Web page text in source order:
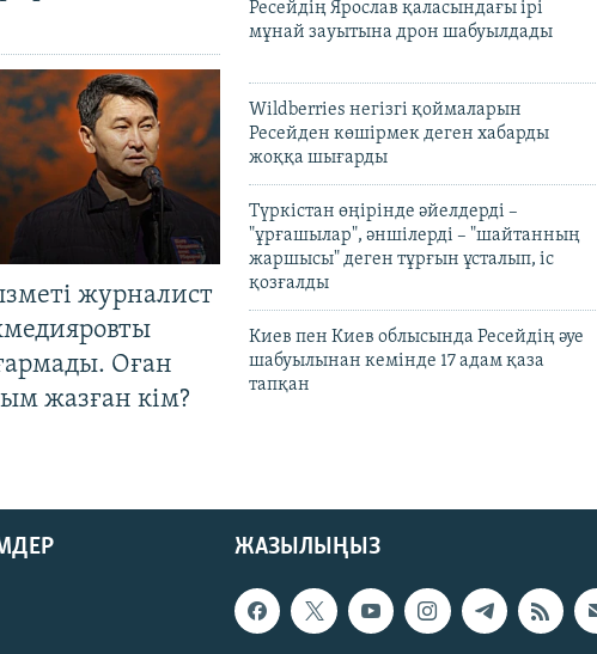
журналист
Оған
жазған кім?
Ресейдің Ярослав қаласындағы ірі
мұнай зауытына дрон шабуылдады
Wildberries негізгі қоймаларын
Ресейден көшірмек деген хабарды
жоққа шығарды
Түркістан өңірінде әйелдерді –
"ұрғашылар", әншілерді – "шайтанның
жаршысы" деген тұрғын ұсталып, іс
қозғалды
Киев пен Киев облысында Ресейдің әуе
шабуылынан кемінде 17 адам қаза
тапқан
ЖАЗЫЛЫҢЫЗ